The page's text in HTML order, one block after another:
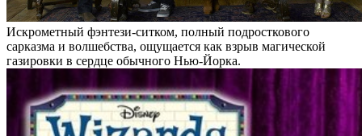
Искрометный фэнтези-ситком, полный подросткового
сарказма и волшебства, ощущается как взрыв магической
газировки в сердце обычного Нью-Йорка.